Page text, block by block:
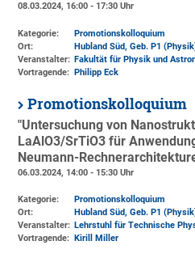
08.03.2024, 16:00 - 17:30 Uhr
Kategorie:
Promotionskolloquium
Ort:
Hubland Süd, Geb. P1
Veranstalter: Fakultät für Physik und
Vortragende: Philipp Eck
Promotionskolloquium
"Untersuchung von
LaAlO3/SrTiO3 für
Neumann-
06.03.2024, 14:00 - 15:30 Uhr
Kategorie:
Promotionskolloquium
Ort:
Hubland Süd, Geb. P1
Veranstalter: Lehrstuhl für Technische
Vortragende:
Kirill Miller